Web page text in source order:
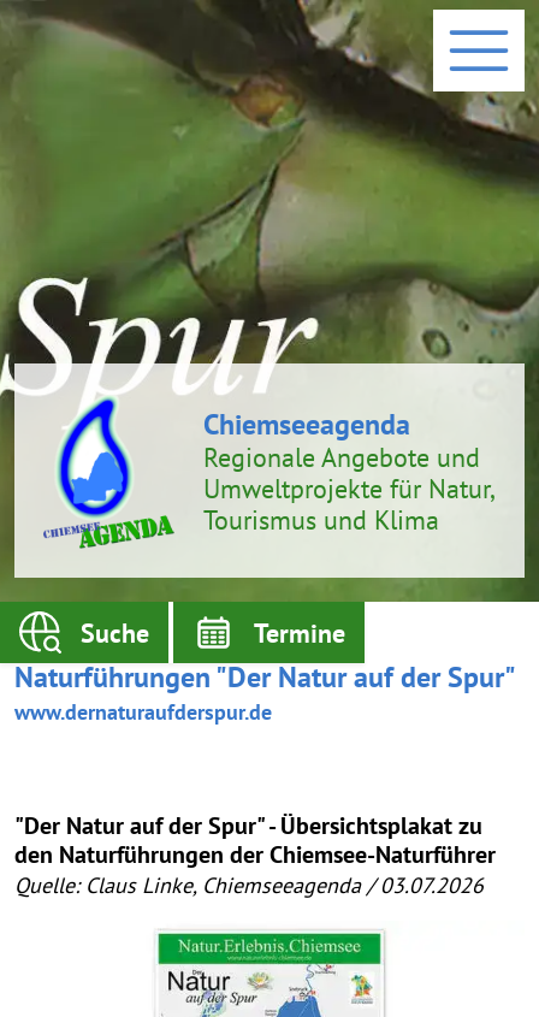
Chiemseeagenda
Regionale Angebote und
Umweltprojekte für Natur,
Tourismus und Klima
Suche Termine
Naturführungen "Der Natur auf der Spur"
www.dernaturaufderspur.de
"Der Natur auf der Spur" - Übersichtsplakat zu
den Naturführungen der Chiemsee-Naturführer
Quelle: Claus Linke, Chiemseeagenda / 03.07.2026